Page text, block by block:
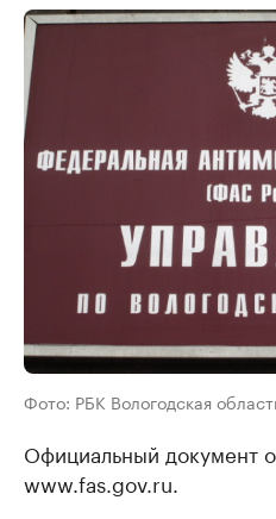
Фото: РБК Вологодская
Официальный документ
www.fas.gov.ru.